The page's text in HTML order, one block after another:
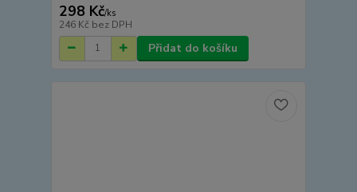
298 Kč/ks
246 Kč bez DPH
Přidat do košíku